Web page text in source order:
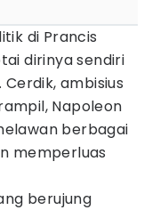
di Prancis
dirinya sendiri
ambisius
Napoleon
berbagai
memperluas
berujung